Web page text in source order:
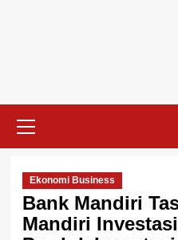
Menu
Ekonomi Business
Bank Mandiri
Mandiri